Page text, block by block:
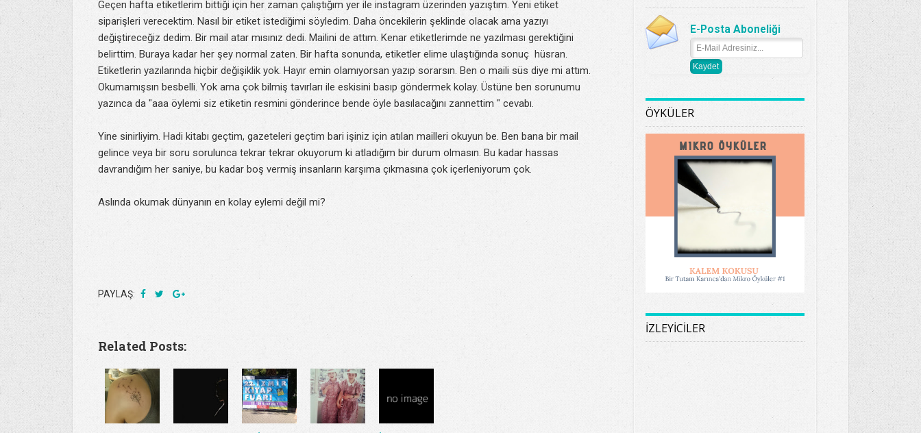
Geçen hafta etiketlerim bittiği için her zaman çalıştığım yer ile instagram üzerinden yazıştım. Yeni etiket
siparişleri verecektim. Nasıl bir etiket istediğimi söyledim. Daha öncekilerin şeklinde olacak ama yazıyı
değiştireceğiz dedim. Bir mail atar mısınız dedi. Mailini de attım. Kenar etiketlerimde ne yazılması gerektiğini
belirttim. Buraya kadar her şey normal zaten. Bir hafta sonunda, etiketler elime ulaştığında sonuç hüsran.
Etiketlerin yazılarında hiçbir değişiklik yok. Hayır emin olamıyorsan yazıp sorarsın. Ben o maili süs diye mi attım.
Okumamışsın besbelli. Yok ama çok bilmiş tavırları ile eskisini basıp göndermek kolay. Üstüne ben sorunumu
yazınca da "aaa öylemi siz etiketin resmini gönderince bende öyle basılacağını zannettim " cevabı.
Yine sinirliyim. Hadi kitabı geçtim, gazeteleri geçtim bari işiniz için atılan mailleri okuyun be. Ben bana bir mail
gelince veya bir soru sorulunca tekrar tekrar okuyorum ki atladığım bir durum olmasın. Bu kadar hassas
davrandığım her saniye, bu kadar boş vermiş insanların karşıma çıkmasına çok içerleniyorum çok.
Aslında okumak dünyanın en kolay eylemi değil mi?
PAYLAŞ:
Related Posts:
E-Posta Aboneliği
ÖYKÜLER
İZLEYİCİLER